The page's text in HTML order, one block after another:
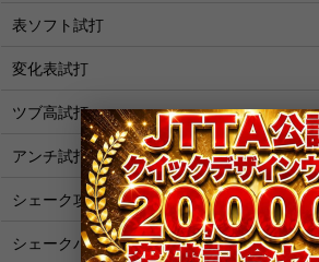
表ソフト試打
変化表試打
ツブ高試打
アンチ試打
シェーク攻撃
シェークバック表